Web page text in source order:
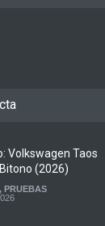
Volkswagen Taos
(2026)
PRUEBAS